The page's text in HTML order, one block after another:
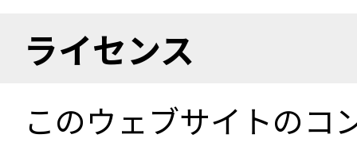
ライセンス
このウェブサイトのコ